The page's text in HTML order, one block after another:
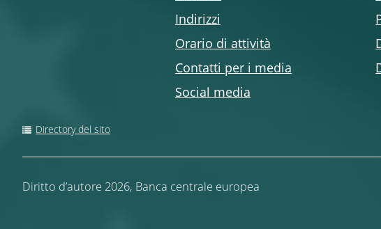
Indirizzi
Orario di attività
Contatti per i media
Social media
Directory del sito
Diritto d’autore 2026, Banca centrale europea